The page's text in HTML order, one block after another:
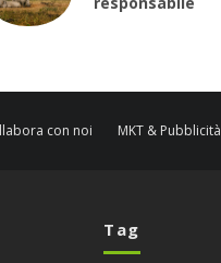
con noi MKT & Pubblicità
Tag